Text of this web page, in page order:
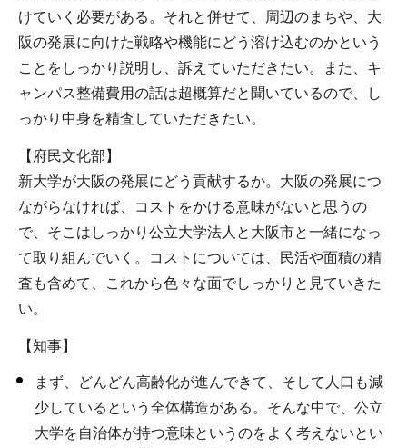
けていく必要がある。それと併せて、周辺のまちや、大
阪の発展に向けた戦略や機能にどう溶け込むのかという
ことをしっかり説明し、訴えていただきたい。また、キ
ャンパス整備費用の話は超概算だと聞いているので、し
っかり中身を精査していただきたい。
【府民文化部】
新大学が大阪の発展にどう貢献するか。大阪の発展につ
ながらなければ、コストをかける意味がないと思うの
で、そこはしっかり公立大学法人と大阪市と一緒になっ
て取り組んでいく。コストについては、民活や面積の精
査も含めて、これから色々な面でしっかりと見ていきた
い。
【知事】
まず、どんどん高齢化が進んできて、そして人口も減
少しているという全体構造がある。そんな中で、公立
大学を自治体が持つ意味というのをよく考えないとい